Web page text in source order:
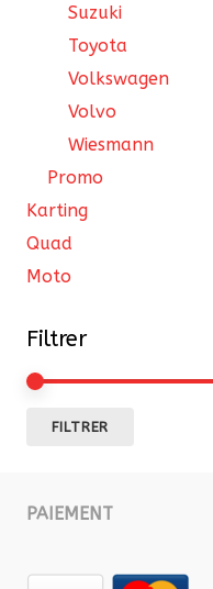
Suzuki
Toyota
Volkswagen
Volvo
Wiesmann
Promo
Karting
Quad
Moto
Filtrer
FILTRER
PAIEMENT